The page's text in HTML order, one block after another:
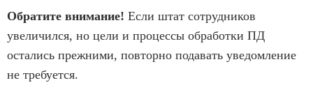
Обратите внимание! Если штат сотрудников
увеличился, но цели и процессы обработки ПД
остались прежними, повторно подавать уведомление
не требуется.